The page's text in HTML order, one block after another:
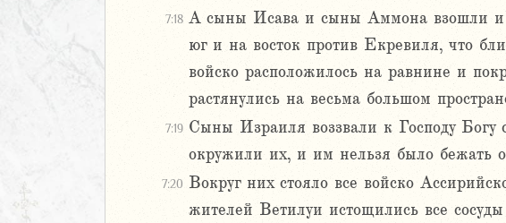
7:18 А сыны Исава и сыны Аммона взошли и
юг и на восток против Екревиля, что
войско расположилось на равнине и
растянулись на весьма большом
7:19 Сыны Израиля воззвали к Господу Богу
окружили их, и им нельзя было бежать
7:20 Вокруг них стояло все войско
жителей Ветилуи истощились все